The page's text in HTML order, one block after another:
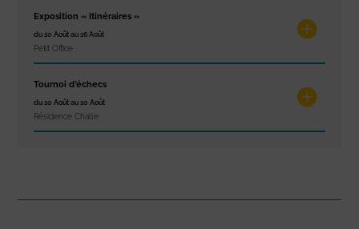
Exposition « Itinéraires »
du 10 Août au 16 Août
Petit Office
Tournoi d’échecs
du 10 Août au 10 Août
Résidence Challe